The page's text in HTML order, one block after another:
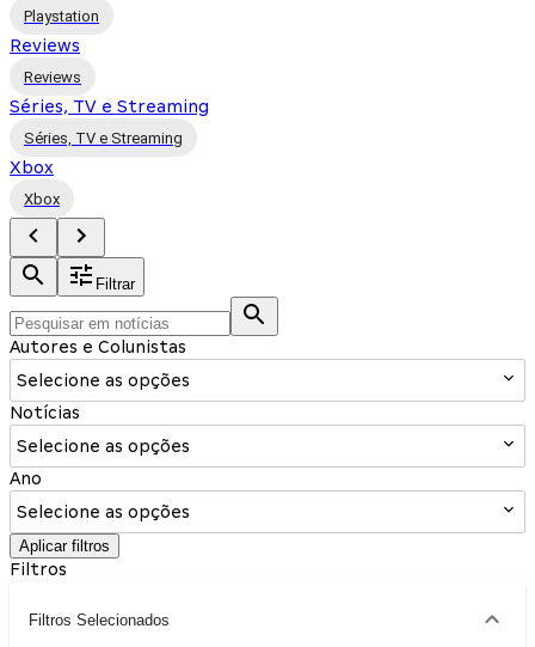
Playstation
Reviews
Reviews
Séries, TV e Streaming
Séries, TV e Streaming
Xbox
Xbox
Filtrar
Autores e Colunistas
Selecione as opções
Notícias
Selecione as opções
Ano
Selecione as opções
Aplicar filtros
Filtros
Filtros Selecionados